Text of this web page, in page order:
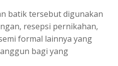
batik tersebut digunakan
resepsi pernikahan,
formal lainnya yang
bagi yang